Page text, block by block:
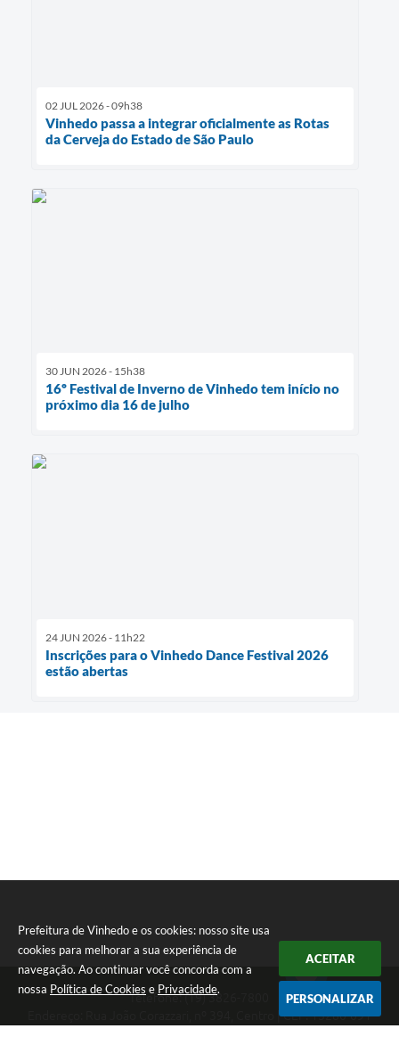
Prefeitura de Vinhedo e os cookies: nosso site usa
cookies para melhorar a sua experiência de
navegação. Ao continuar você concorda com a
nossa Política de Cookies e Privacidade.
ACEITAR
PERSONALIZAR
02 JUL 2026 - 09h38
Vinhedo passa a integrar oficialmente as Rotas
da Cerveja do Estado de São Paulo
30 JUN 2026 - 15h38
16º Festival de Inverno de Vinhedo tem início no
próximo dia 16 de julho
24 JUN 2026 - 11h22
Inscrições para o Vinhedo Dance Festival 2026
estão abertas
Telefone: (19) 3826-7800
Endereço: Rua João Corazzari, nº 394, Centro | CEP: 13280-091